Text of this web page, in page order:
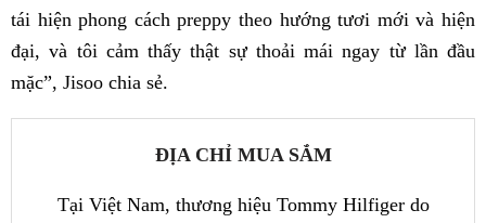
tái hiện phong cách preppy theo hướng tươi mới và hiện
đại, và tôi cảm thấy thật sự thoải mái ngay từ lần đầu
mặc”, Jisoo chia sẻ.
ĐỊA CHỈ MUA SẮM
Tại Việt Nam, thương hiệu Tommy Hilfiger do